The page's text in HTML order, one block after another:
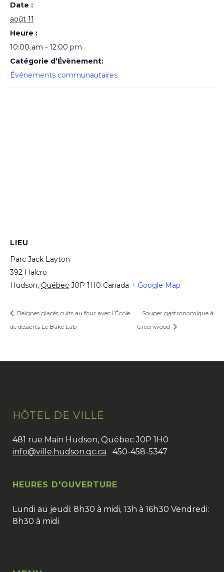
Date :
août 11
Heure :
10:00 am - 12:00 pm
Catégorie d’Évènement:
Événements communautaires
LIEU
Parc Jack Layton
392 Halcro
Hudson, Québec J0P 1H0 Canada + Google Map
Beignes glacés cuits au four avec l’École
de desserts Le Bake Lab
Souper gastronomique à
Greenwood
HÔTEL DE VILLE
481 rue Main Hudson, Québec J0P 1H0
info@ville.hudson.qc.ca 450-458-5347
HEURES D'OUVERTURE
Lundi au jeudi: 8h30 à midi, 13h à 16h30 Vendredi:
8h30 à midi